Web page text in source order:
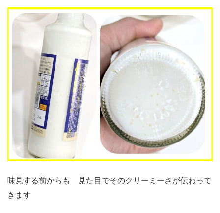
味見する前からも 見た目でそのクリーミーさが伝わって
きます